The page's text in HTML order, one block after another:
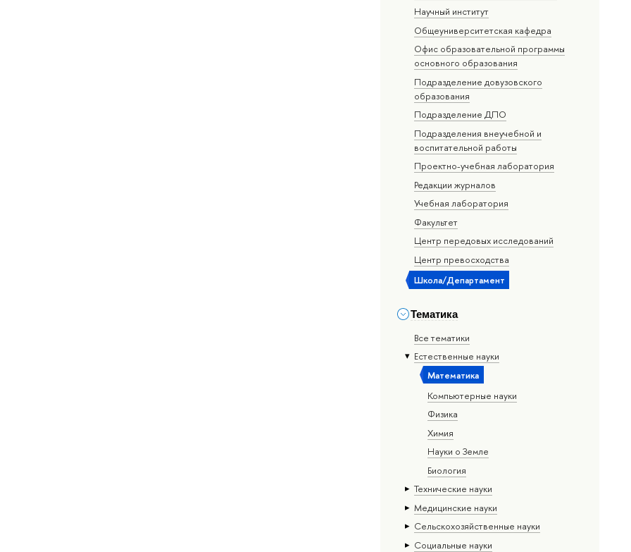
Научный институт
Общеуниверситетская кафедра
Офис образовательной программы
основного образования
Подразделение довузовского
образования
Подразделение ДПО
Подразделения внеучебной и
воспитательной работы
Проектно-учебная лаборатория
Редакции журналов
Учебная лаборатория
Факультет
Центр передовых исследований
Центр превосходства
Школа/Департамент
Тематика
Все тематики
Естественные науки
Математика
Компьютерные науки
Физика
Химия
Науки о Земле
Биология
Тех­ничес­кие науки
Медицинские науки
Сельскохозяйственные науки
Социальные науки